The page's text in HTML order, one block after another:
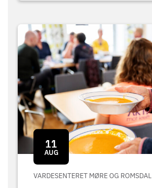
11
AUG
VARDESENTERET MØRE OG ROMSDAL